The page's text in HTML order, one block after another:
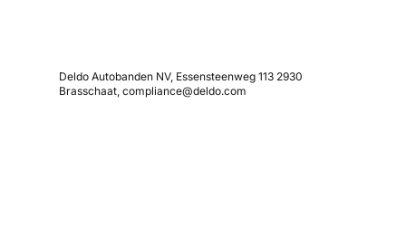
Deldo Autobanden NV, Essensteenweg 113 2930
Brasschaat, compliance@deldo.com